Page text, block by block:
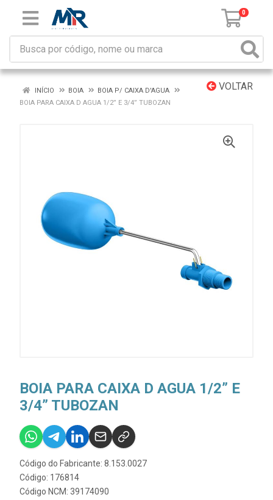
0
VOLTAR
INÍCIO BOIA
BOIA P/ CAIXA D'AGUA
BOIA PARA CAIXA D AGUA 1/2” E 3/4” TUBOZAN
BOIA PARA CAIXA D AGUA 1/2” E
3/4” TUBOZAN
Código do Fabricante: 8.153.0027
Código: 176814
Código NCM: 39174090